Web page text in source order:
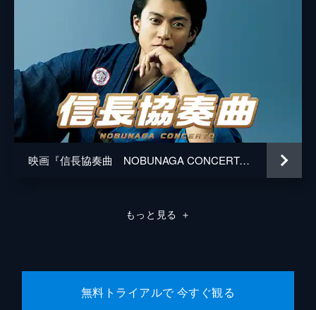
映画『信長協奏曲 NOBUNAGA CONCERTO』
もっと見る ＋
無料トライアルで 今すぐ観る